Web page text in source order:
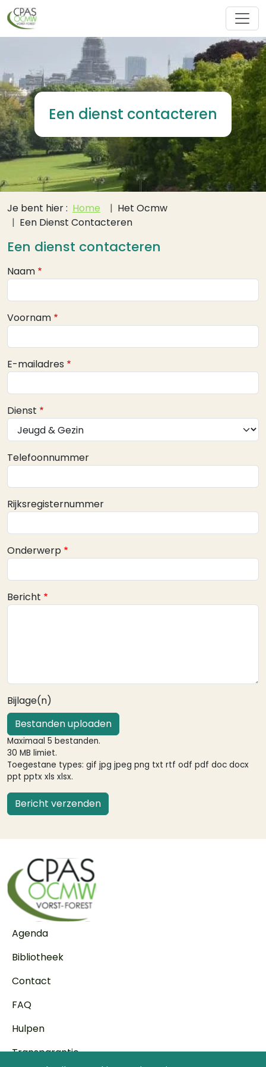
Overslaan en naar de inhoud gaan
Een dienst contacteren
Kruimelpad
Je bent hier : Home
Het Ocmw
Een Dienst Contacteren
Een dienst contacteren
Webform
Naam
Voornam
E-mailadres
Dienst
Telefoonnummer
Rijksregisternummer
Onderwerp
Bericht
Bijlage(n)
Bestanden uploaden
Maximaal 5 bestanden.
30 MB limiet.
Toegestane types: gif jpg jpeg png txt rtf odf pdf doc docx
ppt pptx xls xlsx.
Voet
Agenda
Bibliotheek
Contact
FAQ
Hulpen
Transparantie